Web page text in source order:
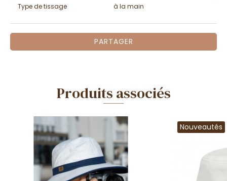
Type de tissage
à la main
PARTAGER
Produits associés
Nouveautés